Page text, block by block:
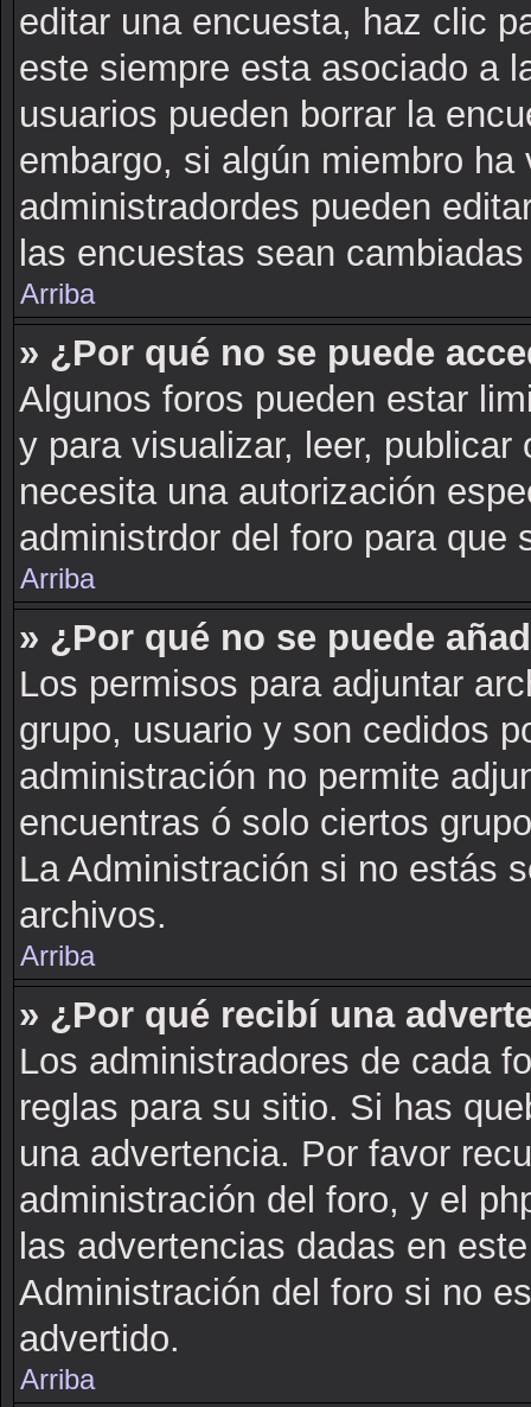
editar una encuesta, haz clic
este siempre esta asociado a
usuarios pueden borrar la
embargo, si algún miembro
administradordes pueden
las encuestas sean
Arriba
» ¿Por qué no se puede
Algunos foros pueden estar
y para visualizar, leer,
necesita una autorización
administrdor del foro para que
Arriba
» ¿Por qué no se puede
Los permisos para adjuntar
grupo, usuario y son cedidos
administración no permite
encuentras ó solo ciertos
La Administración si no estás
archivos.
Arriba
» ¿Por qué recibí una
Los administradores de cada
reglas para su sitio. Si has
una advertencia. Por favor
administración del foro, y el
las advertencias dadas en
Administración del foro si no
advertido.
Arriba